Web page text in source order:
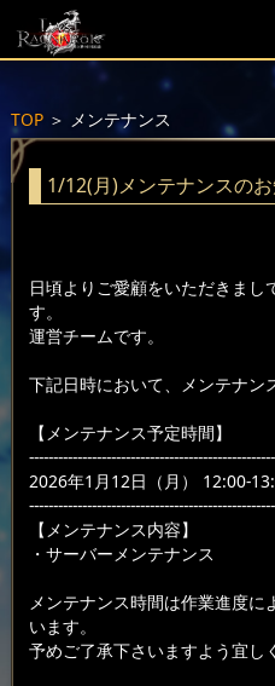
TOP＞ メンテナンス
1/12(月)メンテナンスの
日頃よりご愛顧をいただきまし
す。
運営チームです。
下記日時において、メンテナン
【メンテナンス予定時間】
2026年1月12日（月） 12:00-
【メンテナンス内容】
・サーバーメンテナンス
メンテナンス時間は作業進度
います。
予めご了承下さいますよう宜し